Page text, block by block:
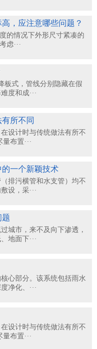
，应注意哪些问题？
的情况下外形尺寸紧凑的
虑···
板式，管线分别隐藏在假
度和成···
所不同
设计时与传统做法有所不
布置···
一个新颖技术
排污横管和水支管）均不
设，采···
题
城市，来不及向下渗透，
地面下···
心部分。该系统包括雨水
净化、···
设计时与传统做法有所不
布置···